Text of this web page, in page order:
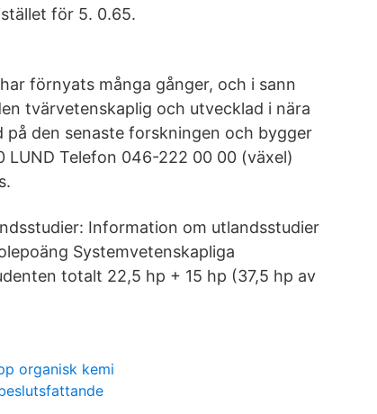
för 5. 0.65.
förnyats många gånger, och i sann
tvärvetenskaplig och utvecklad i nära
på den senaste forskningen och bygger
LUND Telefon 046-222 00 00 (växel)
Information om utlandsstudier
Systemvetenskapliga
totalt 22,5 hp + 15 hp (37,5 hp av
organisk kemi